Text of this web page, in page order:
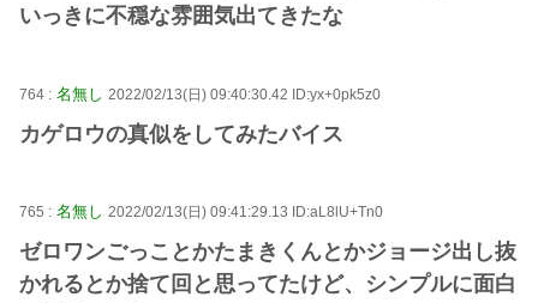
いっきに不穏な雰囲気出てきたな
764 : 名無し 2022/02/13(日) 09:40:30.42 ID:yx+0pk5z0
カゲロウの真似をしてみたバイス
765 : 名無し 2022/02/13(日) 09:41:29.13 ID:aL8lU+Tn0
ゼロワンごっことかたまきくんとかジョージ出し抜
かれるとか捨て回と思ってたけど、シンプルに面白